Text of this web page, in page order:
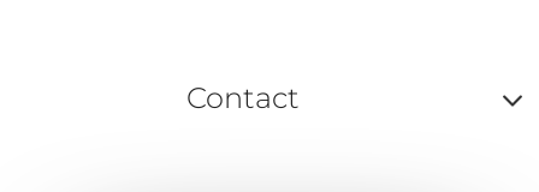
Contact